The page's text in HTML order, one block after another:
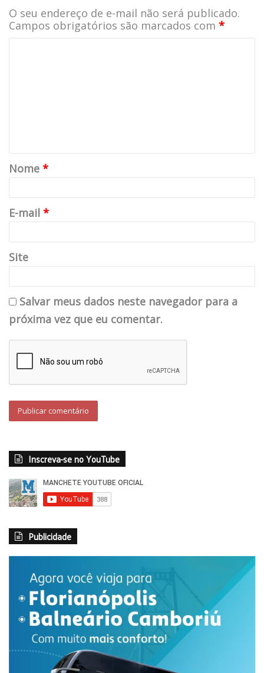
O seu endereço de e-mail não será publicado.
Campos obrigatórios são marcados com *
Nome *
E-mail *
Site
Salvar meus dados neste navegador para a
próxima vez que eu comentar.
Inscreva-se no YouTube
Publicidade